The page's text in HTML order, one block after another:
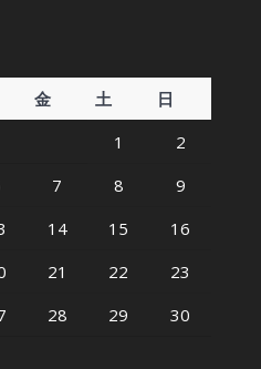
金 土
日
1
2
7 8
9
14 15
16
21 22
23
28 29
30